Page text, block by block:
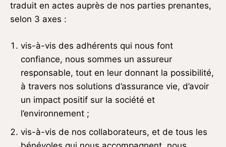
traduit en actes auprès de nos parties prenantes,
selon 3 axes :
vis-à-vis des adhérents qui nous font
confiance, nous sommes un assureur
responsable, tout en leur donnant la possibilité,
à travers nos solutions d’assurance vie, d’avoir
un impact positif sur la société et
l’environnement ;
vis-à-vis de nos collaborateurs, et de tous les